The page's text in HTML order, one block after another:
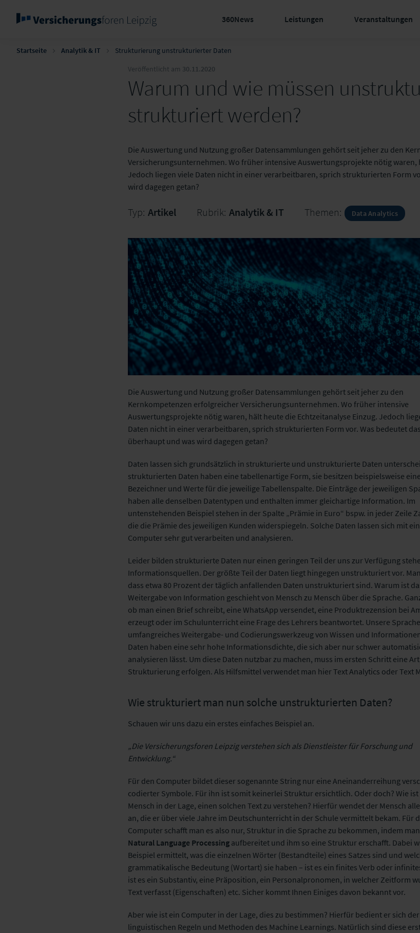
360News Leistungen Veranstaltungen
Startseite Analytik & IT
Strukturierung unstrukturierter Daten
Veröffentlicht am 30.11.2020
Warum und wie müssen
strukturiert werden?
Die Auswertung und Nutzung großer Datensammlungen gehört seit jeher zu den
Versicherungsunternehmen. Wo früher intensive Auswertungsprojekte nötig waren,
Jedoch liegen viele Daten nicht in einer verarbeitbaren, sprich strukturierten Form
wird dagegen getan?
Typ: Artikel Rubrik: Analytik & IT Themen: Data Analytics
Die Auswertung und Nutzung großer Datensammlungen gehört seit jeher zu den
Kernkompetenzen erfolgreicher Versicherungsunternehmen. Wo früher intensive
Auswertungsprojekte nötig waren, hält heute die Echtzeitanalyse Einzug. Jedoch
Daten nicht in einer verarbeitbaren, sprich strukturierten Form vor. Was bedeutet das
überhaupt und was wird dagegen getan?
Daten lassen sich grundsätzlich in strukturierte und unstrukturierte Daten
strukturierten Daten haben eine tabellenartige Form, sie besitzen beispielsweise
Bezeichner und Werte für die jeweilige Tabellenspalte. Die Einträge der jeweiligen
haben alle denselben Datentypen und enthalten immer gleichartige Information. Im
untenstehenden Beispiel stehen in der Spalte „Prämie in Euro“ bspw. in jeder Zeile
die die Prämie des jeweiligen Kunden widerspiegeln. Solche Daten lassen sich mit
Computer sehr gut verarbeiten und analysieren.
Leider bilden strukturierte Daten nur einen geringen Teil der uns zur Verfügung
Informationsquellen. Der größte Teil der Daten liegt hingegen unstrukturiert vor.
dass etwa 80 Prozent der täglich anfallenden Daten unstrukturiert sind. Warum ist
Weitergabe von Information geschieht von Mensch zu Mensch über die Sprache.
ob man einen Brief schreibt, eine WhatsApp versendet, eine Produktrezension bei
erzeugt oder im Schulunterricht eine Frage des Lehrers beantwortet. Unsere
umfangreiches Weitergabe- und Codierungswerkzeug von Wissen und
Daten haben eine sehr hohe Informationsdichte, die sich aber nur schwer
analysieren lässt. Um diese Daten nutzbar zu machen, muss im ersten Schritt eine Art
Strukturierung erfolgen. Als Hilfsmittel verwendet man hier Text Analytics oder Text
Wie strukturiert man nun solche unstrukturierten Daten?
Schauen wir uns dazu ein erstes einfaches Beispiel an.
„Die Versicherungsforen Leipzig verstehen sich als Dienstleister für Forschung und
Entwicklung.“
Für den Computer bildet dieser sogenannte String nur eine Aneinanderreihung
codierter Symbole. Für ihn ist somit keinerlei Struktur ersichtlich. Oder doch? Wie ist
Mensch in der Lage, einen solchen Text zu verstehen? Hierfür wendet der Mensch
an, die er über viele Jahre im Deutschunterricht in der Schule vermittelt bekam. Für
Computer schafft man es also nur, Struktur in die Sprache zu bekommen, indem
Natural Language Processingaufbereitet und ihm so eine Struktur erschafft. Dabei
Beispiel ermittelt, was die einzelnen Wörter (Bestandteile) eines Satzes sind und
grammatikalische Bedeutung (Wortart) sie haben – ist es ein finites Verb oder
ist es ein Substantiv, eine Präposition, ein Personalpronomen, in welcher Zeitform
Text verfasst (Eigenschaften) etc. Sicher kommt Ihnen Einiges davon bekannt vor.
Aber wie ist ein Computer in der Lage, dies zu bestimmen? Hierfür bedient er sich der
linguistischen Regeln und Methoden des Machine Learnings. Natürlich sind diese